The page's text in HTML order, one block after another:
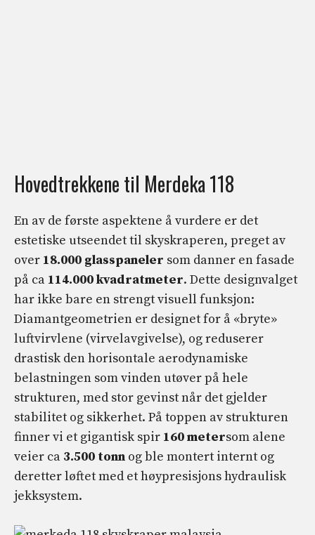
Hovedtrekkene til Merdeka 118
En av de første aspektene å vurdere er det
estetiske utseendet til skyskraperen, preget av
over 18.000 glasspaneler som danner en fasade
på ca 114.000 kvadratmeter. Dette designvalget
har ikke bare en strengt visuell funksjon:
Diamantgeometrien er designet for å «bryte»
luftvirvlene (virvelavgivelse), og reduserer
drastisk den horisontale aerodynamiske
belastningen som vinden utøver på hele
strukturen, med stor gevinst når det gjelder
stabilitet og sikkerhet. På toppen av strukturen
finner vi et gigantisk spir 160 metersom alene
veier ca 3.500 tonn og ble montert internt og
deretter løftet med et høypresisjons hydraulisk
jekksystem.